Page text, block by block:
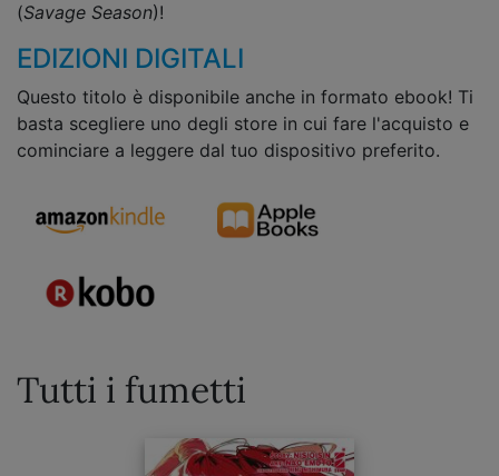
(Savage Season)!
EDIZIONI DIGITALI
Questo titolo è disponibile anche in formato ebook! Ti
basta scegliere uno degli store in cui fare l'acquisto e
cominciare a leggere dal tuo dispositivo preferito.
Tutti i fumetti